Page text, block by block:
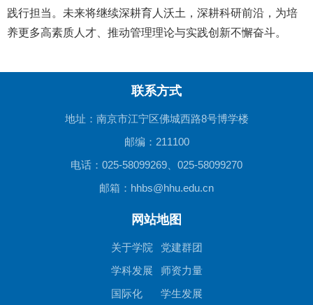
践行担当。未来将继续深耕育人沃土，深耕科研前沿，为培
养更多高素质人才、推动管理理论与实践创新不懈奋斗。
联系方式
地址：南京市江宁区佛城西路8号博学楼
邮编：211100
电话：025-58099269、025-58099270
邮箱：hhbs@hhu.edu.cn
网站地图
关于学院
党建群团
学科发展
师资力量
国际化
学生发展